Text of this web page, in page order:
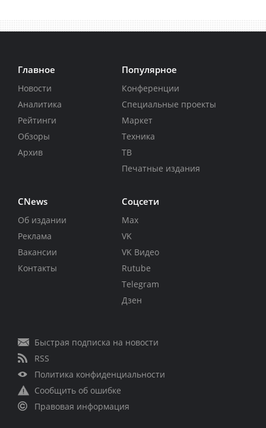
Главное
Новости
Аналитика
Рейтинги
Обзоры
Архив
Популярное
Конференции
Специальные проекты
Маркет
Техника
ТВ
Печатные издания
CNews
Об издании
Реклама
Вакансии
Контакты
Соцсети
Max
VK
VK Видео
Rutube
Telegram
Дзен
Быстрая подписка на новости
RSS
Политика конфиденциальности
Сообщить об ошибке
Правовая информация